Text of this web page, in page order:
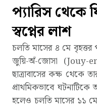
প্যারিস থেকে
স্বপ্নের লাশ
চলতি মাসের ৪ মে বৃহত্তর
জুয়ি-অঁ-জোসা (Jouy-
ছাত্রাবাসের কক্ষ থেকে
প্রাথমিকভাবে ঘটনাটিকে
হলেও চলতি মাসের ১১ মে